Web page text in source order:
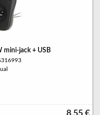
mini-jack + USB